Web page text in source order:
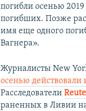
погибли осенью
погибших. Позже
имя еще одного
Вагнера».
Журналисты New
осенью действовали
Расследователи
раненных в Ливии